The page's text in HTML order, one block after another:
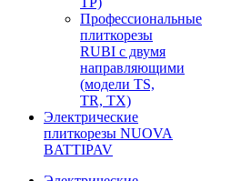
Профессиональные
плиткорезы
RUBI с двумя
направляющими
(модели TS,
TR, TX)
Электрические
плиткорезы NUOVA
BATTIPAV